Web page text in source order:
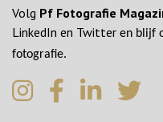
Volg Pf Fotografie
LinkedIn en Twitter en blijf
fotografie.